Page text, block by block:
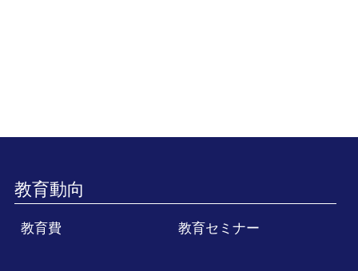
教育動向
教育費 教育セミナー